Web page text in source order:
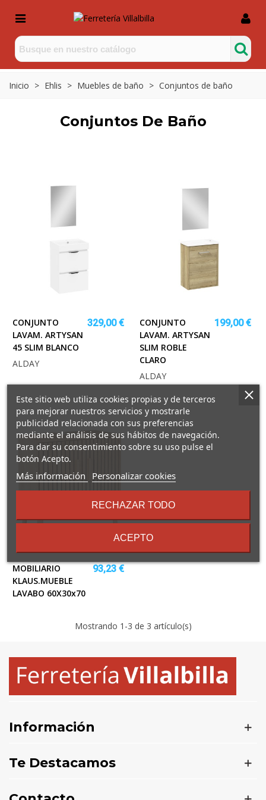
Inicio > Ehlis > Muebles de baño > Conjuntos de baño
Conjuntos De Baño
CONJUNTO
LAVAM. ARTYSAN
45 SLIM BLANCO
329,00 €
ALDAY
CONJUNTO
LAVAM. ARTYSAN
SLIM ROBLE
CLARO
199,00 €
ALDAY
MOBILIARIO
KLAUS.MUEBLE
LAVABO 60X30x70
93,23 €
Mostrando 1 -3 de 3 artículo(s)
Información
Te Destacamos
Este sitio web utiliza cookies propias y de terceros
para mejorar nuestros servicios y mostrarle
publicidad relacionada con sus preferencias
mediante el análisis de sus hábitos de navegación.
Para dar su consentimiento sobre su uso pulse el
botón Acepto.
Más información
sobre
términos
condiciones
Personalizar cookies
RECHAZAR TODO
ACEPTO